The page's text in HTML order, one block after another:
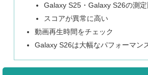
Galaxy S25・Galaxy S26の測定
スコアが異常に高い
動画再生時間をチェック
Galaxy S26は大幅なパフォーマン